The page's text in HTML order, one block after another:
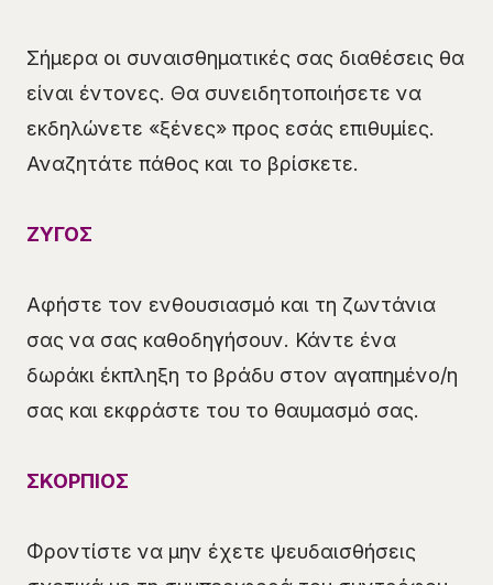
Σήμερα οι συναισθηματικές σας διαθέσεις θα
είναι έντονες. Θα συνειδητοποιήσετε να
εκδηλώνετε «ξένες» προς εσάς επιθυμίες.
Αναζητάτε πάθος και το βρίσκετε.
ΖΥΓΟΣ
Αφήστε τον ενθουσιασμό και τη ζωντάνια
σας να σας καθοδηγήσουν. Κάντε ένα
δωράκι έκπληξη το βράδυ στον αγαπημένο/η
σας και εκφράστε του το θαυμασμό σας.
ΣΚΟΡΠΙΟΣ
Φροντίστε να μην έχετε ψευδαισθήσεις